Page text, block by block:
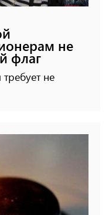
не
флаг
не